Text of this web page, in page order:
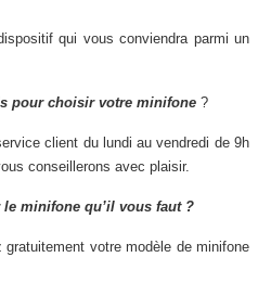
qui vous conviendra parmi un
pour choisir votre minifone ?
client du lundi au vendredi de 9h
conseillerons avec plaisir.
le minifone qu’il vous faut ?
votre modèle de minifone